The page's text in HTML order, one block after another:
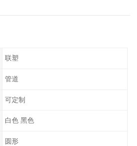
联塑
管道
可定制
白色 黑色
圆形